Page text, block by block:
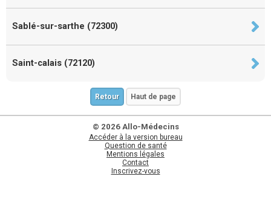
Sablé-sur-sarthe (72300)
Saint-calais (72120)
Retour Haut de page
© 2026 Allo-Médecins
Accéder à la version bureau
Question de santé
Mentions légales
Contact
Inscrivez-vous